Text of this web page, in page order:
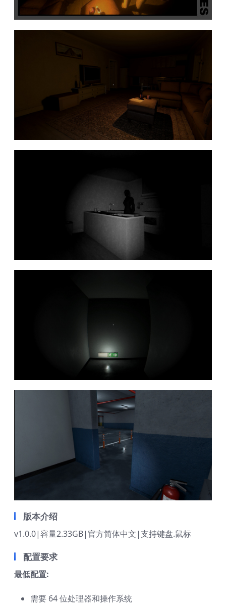
版本介绍
v1.0.0|容量2.33GB|官方简体中文|支持键盘.鼠标
配置要求
最低配置:
需要 64 位处理器和操作系统